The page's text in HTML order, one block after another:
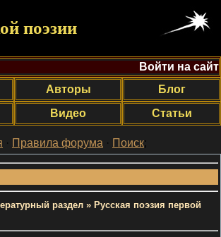
поэзии
Войти на сайт
Авторы
Блог
Видео Статьи
· Правила форума · Поиск;
раздел » Русская поэзия первой